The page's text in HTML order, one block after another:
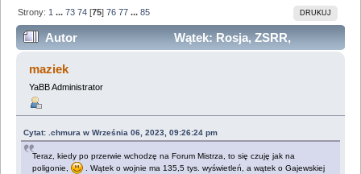
DRUKUJ
Strony: 1 ...73 74 [75]76 77 ...85
Autor
Wątek: Rosja, ZSRR,
Ukraina... (Przeczytany 2173266 razy)
maziek
YaBB Administrator
Cytat: .chmura w Września 06, 2023, 09:26:24 pm
Teraz, kiedy po przerwie wchodzę na Forum Mistrza, to się czuję jak na
poligonie,
. Wątek o wojnie ma 135,5 tys. wyświetleń, a wątek o Gajewskiej